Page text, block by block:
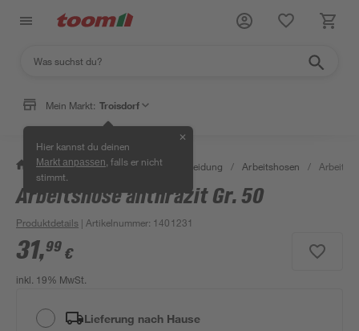
Mein Markt: Troisdorf
Hier kannst du deinen
Markt anpassen , falls er nicht
stimmt.
✕
/ Bauen & Renovieren / Arbeitskleidung / Arbeitshosen /
Arbeitshose anthrazit Gr. 50
Produktdetails | Artikelnummer: 1401231
31,99 €
inkl. 19% MwSt.
Lieferung nach Hause